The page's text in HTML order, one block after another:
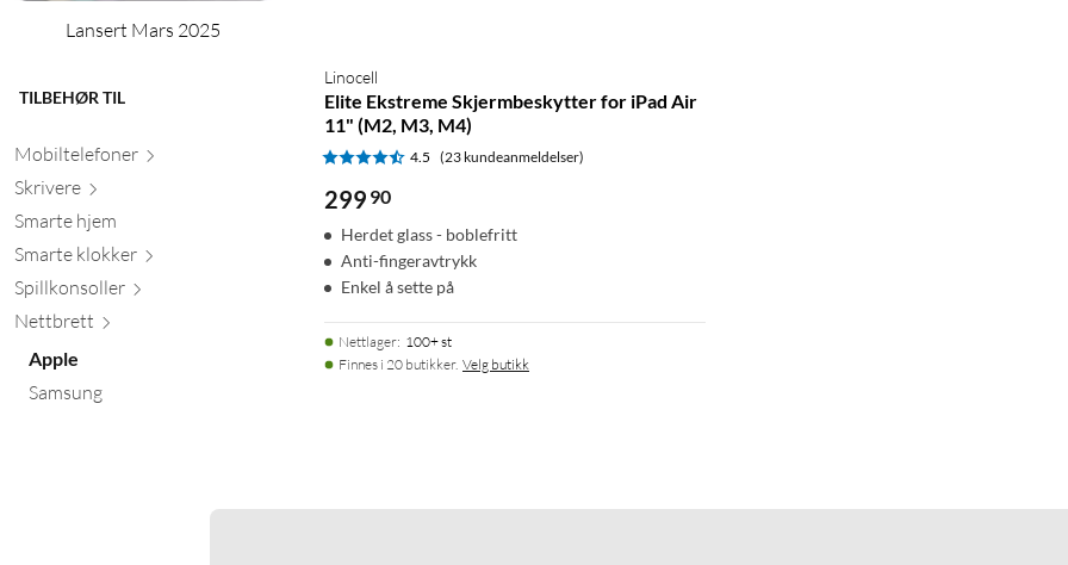
Lansert Mars 2025
TILBEHØR TIL
Mobiltelefoner
Skrivere
Smarte hjem
Smarte klokker
Spillkonsoller
Nettbrett
Apple
Samsung
Linocell
Elite Ekstreme Skjermbeskytter for iPad Air
11" (M2, M3, M4)
4.5 (23 kundeanmeldelser)
299 90
Herdet glass - boblefritt
Anti-fingeravtrykk
Enkel å sette på
Nettlager: 100+ st
Finnes i 20 butikker. Velg butikk